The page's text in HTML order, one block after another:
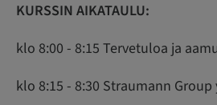
KURSSIN AIKATAULU:
klo 8:00 - 8:15 Tervetuloa ja
klo 8:15 - 8:30 Straumann